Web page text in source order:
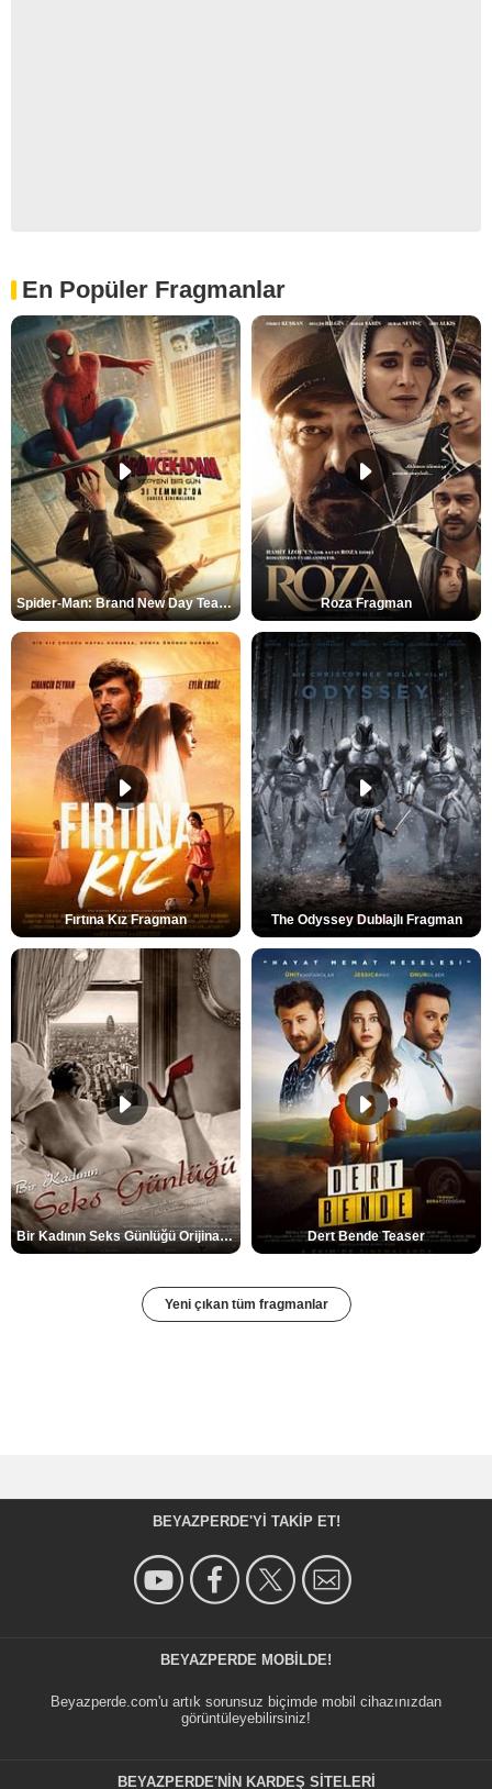
En Popüler Fragmanlar
Spider-Man: Brand New Day Teaser Roza Fragman
Fırtına Kız Fragman The Odyssey Dublajlı Fragman
Bir Kadının Seks Günlüğü Orijinal Fragman Dert Bende Teaser
Yeni çıkan tüm fragmanlar
BEYAZPERDE'YI TAKIP ET!
BEYAZPERDE MOBILDE!
Beyazperde.com'u artık sorunsuz biçimde mobil cihazınızdan
görüntüleyebilirsiniz!
BEYAZPERDE'NIN KARDEŞ SİTELERİ